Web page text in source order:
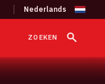
ZOEKEN